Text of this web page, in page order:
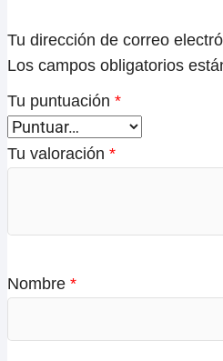
Tu dirección de correo
Los campos obligatorios
Tu puntuación *
Tu valoración *
Nombre *